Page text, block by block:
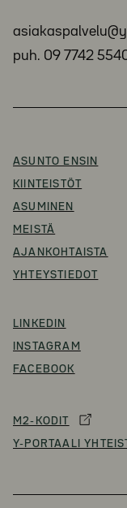
puh. 09 7742
ASUNTO ENSIN
KIINTEISTÖT
ASUMINEN
MEISTÄ
AJANKOHTAISTA
YHTEYSTIEDOT
LINKEDIN
INSTAGRAM
FACEBOOK
M2-KODIT
Y-PORTAALI